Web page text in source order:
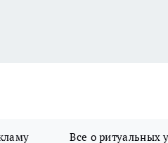
Все о ритуальных